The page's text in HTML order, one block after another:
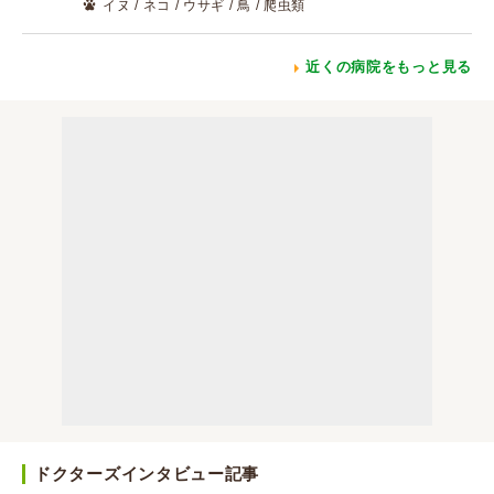
イヌ / ネコ / ウサギ / 鳥 / 爬虫類
近くの病院をもっと見る
ドクターズインタビュー記事